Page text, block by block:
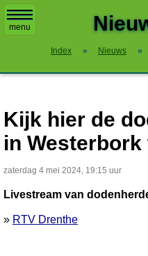
menu
Index » Nieuws »
Kijk hier de
in Westerbork
zaterdag 4 mei 2024, 19:15 uur
Livestream van
» RTV Drenthe